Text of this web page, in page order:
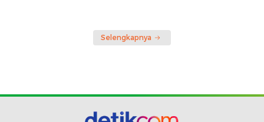
Selengkapnya